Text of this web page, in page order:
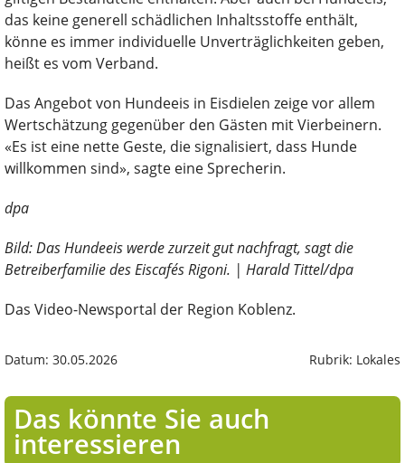
das keine generell schädlichen Inhaltsstoffe enthält,
könne es immer individuelle Unverträglichkeiten geben,
heißt es vom Verband.
Das Angebot von Hundeeis in Eisdielen zeige vor allem
Wertschätzung gegenüber den Gästen mit Vierbeinern.
«Es ist eine nette Geste, die signalisiert, dass Hunde
willkommen sind», sagte eine Sprecherin.
dpa
Bild: Das Hundeeis werde zurzeit gut nachfragt, sagt die
Betreiberfamilie des Eiscafés Rigoni. | Harald Tittel/dpa
Das Video-Newsportal der Region Koblenz.
Datum: 30.05.2026 Rubrik: Lokales
Das könnte Sie auch
interessieren